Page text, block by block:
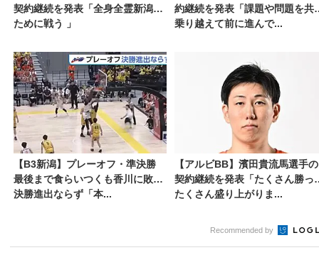
契約継続を発表「全身全霊新潟の
ために戦う 」
約継続を発表「課題や問題を共
乗り越えて前に進んで...
【B3新潟】プレーオフ・準決勝
最後まで食らいつくも香川に敗れ
決勝進出ならず「本...
【アルビBB】濱田貴流馬選手の
契約継続を発表「たくさん勝っ
たくさん盛り上がりま...
Recommended by